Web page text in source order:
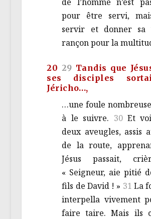
pour être servi,
servir et donner sa
rançon pour la
20 29 Tandis que
ses disciples
Jéricho…,
…une foule
à le suivre. 30 Et
deux aveugles, assis
de la route,
Jésus passait,
« Seigneur, aie pitié
fils de David ! » 31La
interpella vivement
faire taire. Mais ils